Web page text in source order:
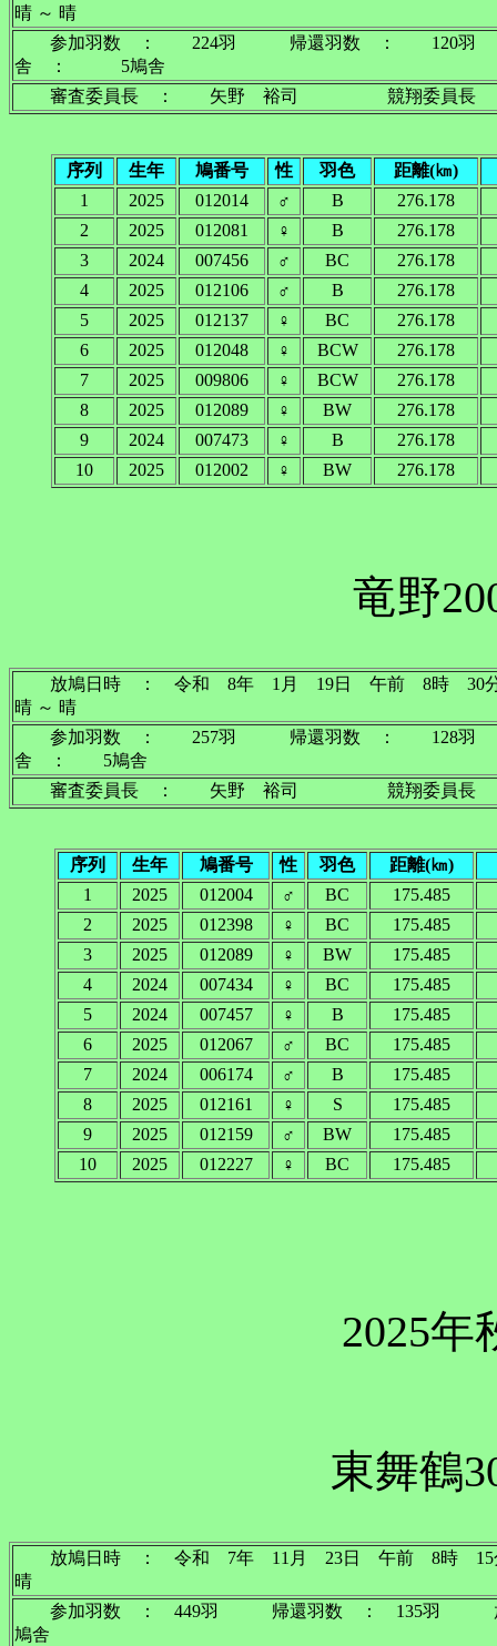
晴 ～ 晴
参加羽数 ： 224羽 帰還羽数 ： 120
舎 ： 5鳩舎
審査委員長 ： 矢野 裕司 競翔委員
序列 生年 鳩番号 性 羽色
距離(㎞)
1
2025 012014 ♂ B
276.178
2
2025 012081 ♀ B
276.178
3
2024 007456 ♂ BC
276.178
4
2025 012106 ♂ B
276.178
5
2025 012137 ♀ BC
276.178
6
2025 012048 ♀ BCW
276.178
7
2025 009806 ♀ BCW
276.178
8
2025 012089 ♀ BW
276.178
9
2024 007473 ♀ B
276.178
10
2025 012002 ♀ BW 276.178
竜野
放鳩日時 ： 令和 8年 1月 19日 午前
晴 ～ 晴
参加羽数 ： 257羽 帰還羽数 ： 128
舎 ： 5鳩舎
審査委員長 ： 矢野 裕司 競翔委員
序列 生年 鳩番号 性 羽色
距離(㎞)
1
2025 012004 ♂ BC
175.485
2
2025 012398 ♀ BC
175.485
3
2025 012089 ♀ BW
175.485
4
2024 007434 ♀ BC
175.485
5
2024 007457 ♀ B
175.485
6
2025 012067 ♂ BC
175.485
7
2024 006174 ♂ B
175.485
8
2025 012161 ♀ S
175.485
9
2025 012159 ♂ BW
175.485
10
2025 012227 ♀ BC 175.485
2025年
東舞鶴
放鳩日時 ： 令和 7年 11月 23日 午前 8時
晴
参加羽数 ： 449羽 帰還羽数 ： 135羽
鳩舎